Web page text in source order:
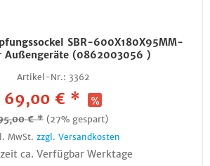
SBR-600X180X95MM-
Außengeräte (0862003056 )
Artikel-Nr.: 3362
69,00 € *
€ * (27% gespart)
MwSt. zzgl. Versandkosten
ca. Verfügbar Werktage